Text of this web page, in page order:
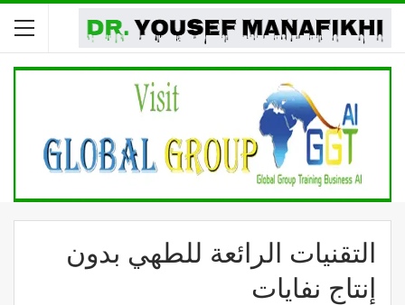
التقنيات الرائعة للطهي بدون
إنتاج نفايات